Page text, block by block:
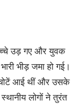
उड़ गए और युवक
भीड़ जमा हो गई।
आई थीं और उसके
लोगों ने तुरंत